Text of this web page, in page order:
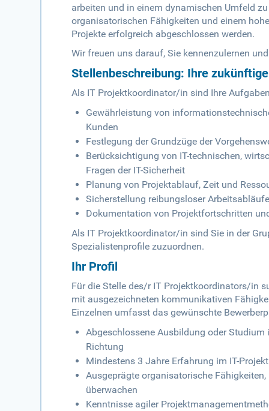
arbeiten und in einem dynamischen Umfeld
organisatorischen Fähigkeiten und einem
Projekte erfolgreich abgeschlossen werden.
Wir freuen uns darauf, Sie kennenzulernen
Stellenbeschreibung: Ihre
Als IT Projektkoordinator/in sind Ihre
Gewährleistung von
Kunden
Festlegung der Grundzüge der
Berücksichtigung von IT-technischen,
Fragen der IT-Sicherheit
Planung von Projektablauf, Zeit und
Sicherstellung reibungsloser
Dokumentation von Projektfortschritten
Als IT Projektkoordinator/in sind Sie in der
Spezialistenprofile zuzuordnen.
Ihr Profil
Für die Stelle des/r IT Projektkoordinators/in
mit ausgezeichneten kommunikativen
Einzelnen umfasst das gewünschte
Abgeschlossene Ausbildung oder
Richtung
Mindestens 3 Jahre Erfahrung im IT-
Ausgeprägte organisatorische
überwachen
Kenntnisse agiler